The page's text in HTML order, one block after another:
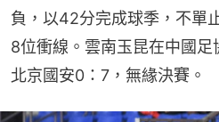
負，以42分完成球季，不單
8位衝線。雲南玉昆在中國
北京國安0：7，無緣決賽。